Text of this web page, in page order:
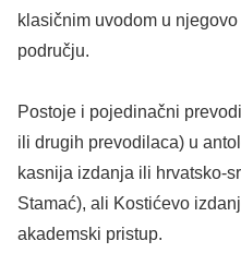
klasičnim uvodom u
području.
​Postoje i pojedinačni
ili drugih prevodilaca) u
kasnija izdanja ili hrvatsko-
Stamać), ali Kostićevo
akademski pristup.